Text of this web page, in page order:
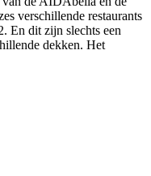
verschillende restaurants
En dit zijn slechts een
dekken. Het